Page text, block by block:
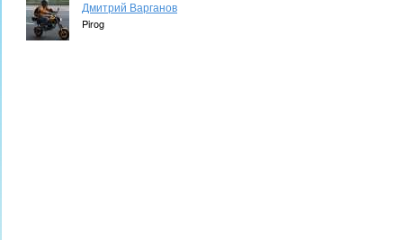
Дмитрий Варганов
Pirog